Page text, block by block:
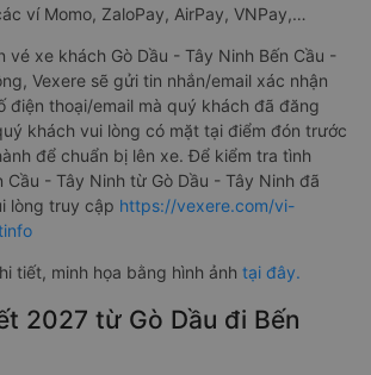
ví Momo, ZaloPay, AirPay, VNPay,…
vé xe khách Gò Dầu - Tây Ninh Bến Cầu -
Vexere sẽ gửi tin nhắn/email xác nhận
điện thoại/email mà quý khách đã đăng
khách vui lòng có mặt tại điểm đón trước
để chuẩn bị lên xe. Để kiểm tra tình
- Tây Ninh từ Gò Dầu - Tây Ninh đã
lòng truy cập https://vexere.com/vi-
tiết, minh họa bằng hình ảnh tại đây.
2027 từ Gò Dầu đi Bến